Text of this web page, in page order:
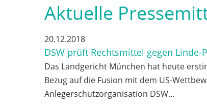
Aktuelle
20.12.2018
DSW prüft Rechtsmittel gegen Linde-
Das Landgericht München hat heute
Bezug auf die Fusion mit dem US-
Anlegerschutzorganisation DSW...